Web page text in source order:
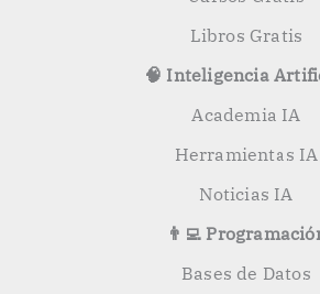
Libros Gratis
🧠 Inteligencia
Academia IA
Herramientas IA
Noticias IA
👨‍💻
Bases de Datos